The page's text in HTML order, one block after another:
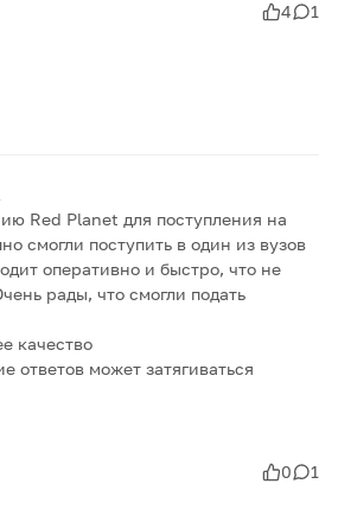
4 1
Red Planet для поступления на
смогли поступить в один из вузов
оперативно и быстро, что не
рады, что смогли подать
качество
ответов может затягиваться
0 1